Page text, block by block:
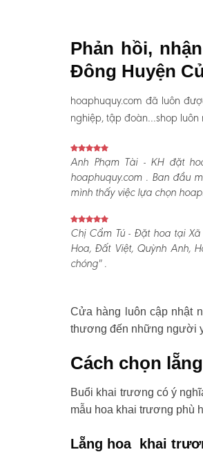
Phản hồi,
Đông Huyện
hoaphuquy.com đã luôn
nghiệp, tập đoàn…shop luôn
Anh Phạm Tài - KH đặt
hoaphuquy.com . Ban đầu
mình thấy việc lựa chọn
Chị Cẩm Tú - Đặt hoa tại
Hoa, Đất Việt, Quỳnh Anh,
chóng" .
Cửa hàng luôn cập nhật
thương đến những người
Cách chọn
Buổi khai trương có ý
mẫu hoa khai trương phù
Lẵng hoa khai